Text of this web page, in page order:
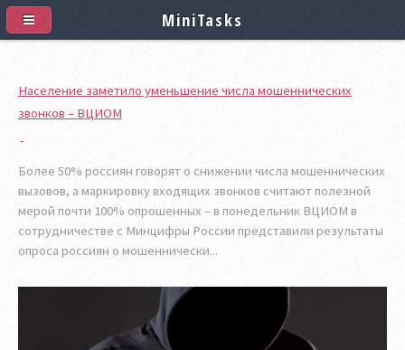
Население заметило уменьшение числа мошеннических
звонков – ВЦИОМ
Более 50% россиян говорят о снижении числа мошеннических
вызовов, а маркировку входящих звонков считают полезной
мерой почти 100% опрошенных – в понедельник ВЦИОМ в
сотрудничестве c Минцифры России представили результаты
опроса россиян о мошеннически...
MiniTasks